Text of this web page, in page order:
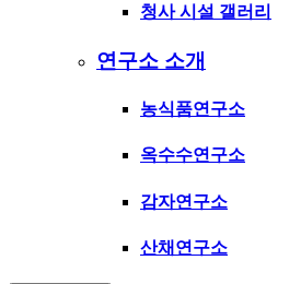
청사 시설 갤러리
연구소 소개
농식품연구소
옥수수연구소
감자연구소
산채연구소